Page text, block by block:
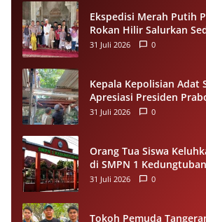
Ekspedisi Merah Putih
Rokan Hilir Salurkan
untuk Anak Yatim di
31 Juli 2026 0
Kepala Kepolisian Adat
Apresiasi Presiden
Renovasi Rumah
31 Juli 2026 0
Orang Tua Siswa
di SMPN 1 Kedungtuban
31 Juli 2026 0
Tokoh Pemuda